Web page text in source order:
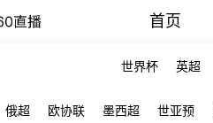
首页
世界杯 英超
俄超 欧协联 墨西超 世亚预